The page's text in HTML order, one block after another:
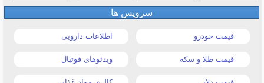
سرویس ها
قیمت خودرو اطلاعات دارویی
قیمت طلا و سکه ویدئوهای فوتبال